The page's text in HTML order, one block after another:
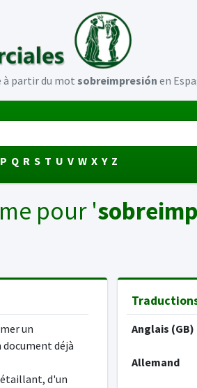
à partir du mot sobreimpresión en
P Q R S T U V W X Y Z
pour '
un
déjà
d'un
Anglais (GB)
Allemand